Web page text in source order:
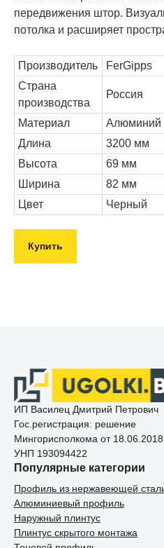
передвижения штор.
потолка и расширяет
Производитель
FerGipps
Страна
производства
Россия
Материал
Алюминий
Длина
3200 мм
Высота
69 мм
Ширина
82 мм
Цвет
Черный
Купить
ИП Василец Дмитрий Петрович
Гос.регистрация: решение
Мингорисполкома от 18.06.2018
УНП 193094422
Популярные категории
Профиль из нержавеющей
Алюминиевый профиль
Наружный плинтус
Плинтус скрытого монтажа